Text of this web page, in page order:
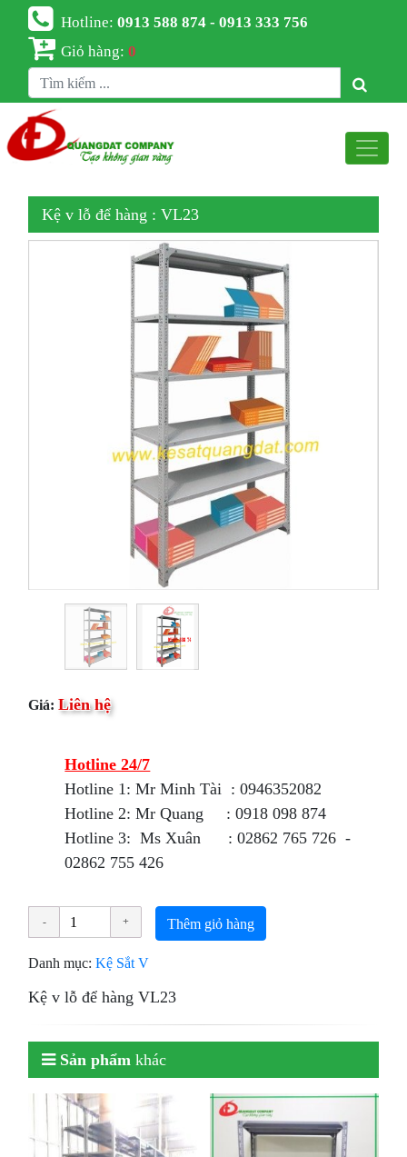
Hotline:0913 588 874 - 0913 333 756
Giỏ hàng:0
Kệ v lỗ để hàng : VL23
Giá: Liên hệ
Hotline 24/7
Hotline 1: Mr Minh Tài : 0946352082
Hotline 2: Mr Quang : 0918 098 874
Hotline 3: Ms Xuân : 02862 765 726 -
02862 755 426
Thêm giỏ hàng
Danh mục:Kệ Sắt V
Kệ v lỗ để hàng VL23
Sản phẩm khác